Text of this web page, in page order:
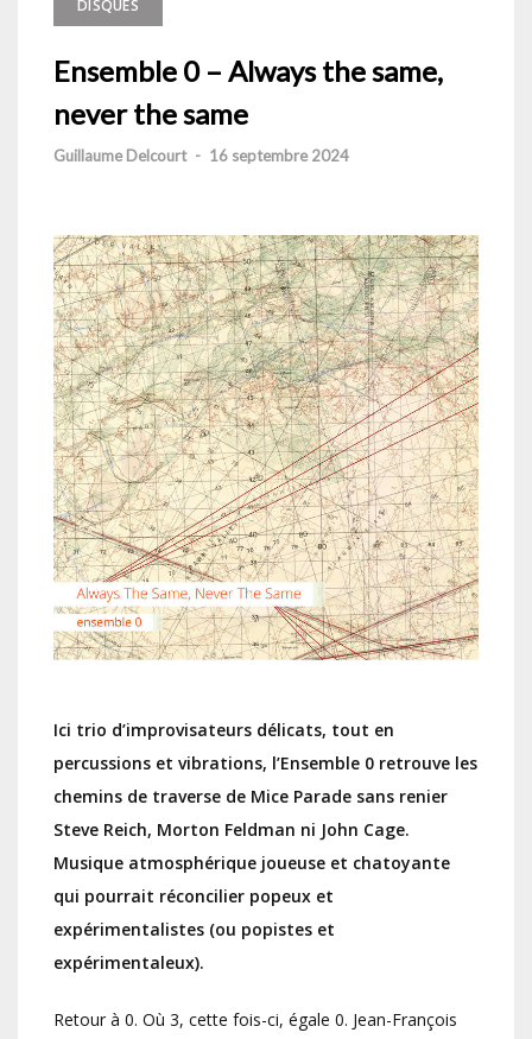
DISQUES
Ensemble 0 – Always the same,
never the same
Guillaume Delcourt - 16 septembre 2024
Ici trio d’improvisateurs délicats, tout en
percussions et vibrations, l’Ensemble 0 retrouve les
chemins de traverse de Mice Parade sans renier
Steve Reich, Morton Feldman ni John Cage.
Musique atmosphérique joueuse et chatoyante
qui pourrait réconcilier popeux et
expérimentalistes (ou popistes et
expérimentaleux).
Retour à 0. Où 3, cette fois-ci, égale 0. Jean-François